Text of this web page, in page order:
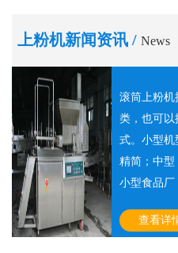
足不同客户的需求。公司所有
查看详情>
上粉机新闻资讯 / News
滚筒上粉机
类，也可以
式。小型机
精简；中型
小型食品厂
与加强回收
查看详